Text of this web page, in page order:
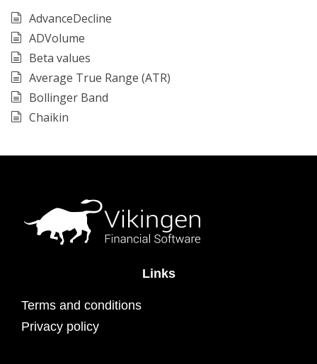
AdvanceDecline
ADVolume
Beta values
Average True Range (ATR)
Bollinger Band
Chaikin
Links
Terms and conditions
Privacy policy